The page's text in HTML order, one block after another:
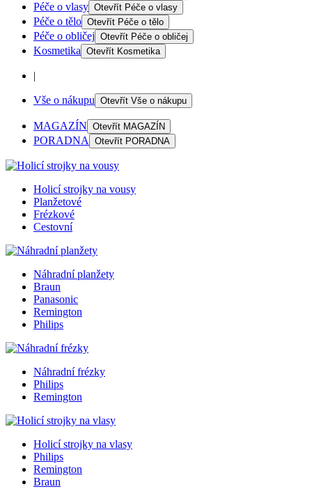
Péče o vlasy Otevřít Péče o vlasy
Péče o tělo Otevřít Péče o tělo
Péče o obličej Otevřít Péče o obličej
Kosmetika Otevřít Kosmetika
|
Vše o nákupu Otevřít Vše o nákupu
MAGAZÍN Otevřít MAGAZÍN
PORADNA Otevřít PORADNA
Holicí strojky na vousy
Planžetové
Frézkové
Cestovní
Náhradní planžety
Braun
Panasonic
Remington
Philips
Náhradní frézky
Philips
Remington
Holicí strojky na vlasy
Philips
Remington
Braun